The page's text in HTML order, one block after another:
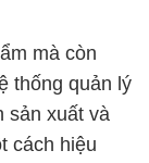
mà còn
thống quản lý
sản xuất và
cách hiệu